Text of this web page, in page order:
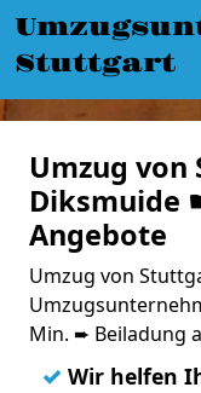
Stuttgart
Umzug
Diksmuide
Angebote
Umzug von
Min. ➨ Beiladung
✓ Wir helfen